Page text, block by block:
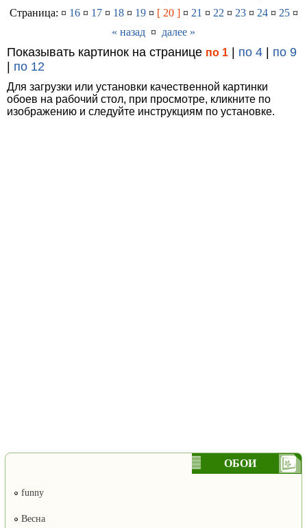
Страница: ¤ 16¤ 17¤ 18¤ 19¤ [ 20 ]¤ 21 ¤ 22 ¤ 23¤ 24¤ 25¤
« назад ¤ далее »
Показывать картинок на странице по 1 | по 4 | по 9
| по 12
Для загрузки или установки качественной картинки
обоев на рабочий стол, при просмотре, кликните по
изображению и следуйте инструкциям по установке.
ОБОИ
funny
Весна